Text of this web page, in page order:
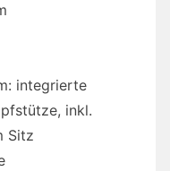
integrierte
inkl.
Sitz